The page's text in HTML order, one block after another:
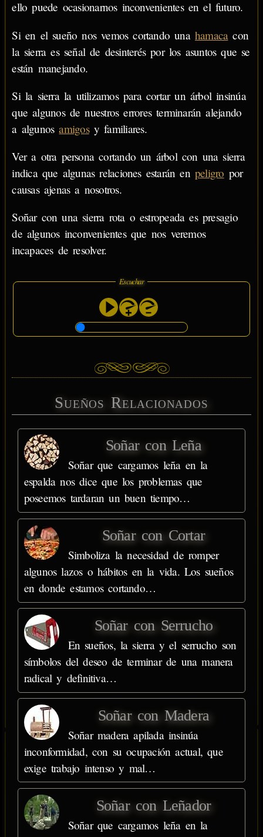
ello puede ocasionarnos inconvenientes en el futuro.
Si en el sueño nos vemos cortando una hamacacon
la sierra es señal de desinterés por los asuntos que se
están manejando.
Si la sierra la utilizamos para cortar un árbol insinúa
que algunos de nuestros errores terminarán alejando
a algunosamigosy familiares.
Ver a otra persona cortando un árbol con una sierra
indica que algunas relaciones estarán enpeligro por
causas ajenas a nosotros.
Soñar con una sierra rota o estropeada es presagio
de algunos inconvenientes que nos veremos
incapaces de resolver.
Escuchar
Sueños Relacionados
Soñar con Leña
Soñar que cargamos leña en la
espalda nos dice que los problemas que
poseemos tardaran un buen tiempo…
Soñar con Cortar
Simboliza la necesidad de romper
algunos lazos o hábitos en la vida. Los sueños
en donde estamos cortando…
Soñar con Serrucho
En sueños, la sierra y el serrucho son
símbolos del deseo de terminar de una manera
radical y definitiva…
Soñar con Madera
Soñar madera apilada insinúa
inconformidad, con su ocupación actual, que
exige trabajo intenso y mal…
Soñar con Leñador
Soñar que cargamos leña en la